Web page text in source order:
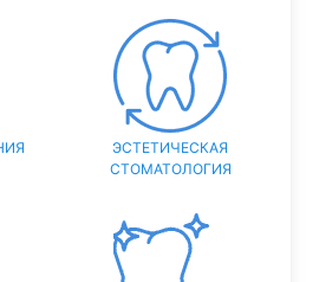
ЭСТЕТИЧЕСКАЯ
СТОМАТОЛОГИЯ